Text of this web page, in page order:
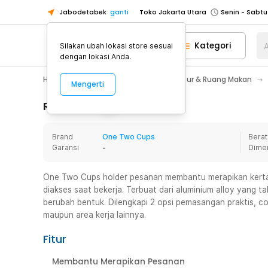
Jabodetabek ganti Toko Jakarta Utara
Toko Tangerang
Toko Cikupa
Pick n Go Jakarta Barat
Senin -
Pick n Go Bekasi
Senin - Jumat
Senin - Jumat
Senin -
Toko Jakarta Barat
Senin -
Toko Tangerang
Toko Cikupa
Pick n Go Jakarta Barat
Senin -
Senin - Jumat
Kategori
Home Appliance Perlengkapan Dapur & Ruang Makan
Rincian Produk
Brand
One Two Cups
Garansi
-
One Two Cups holder pesanan membantu merapikan
diakses saat bekerja. Terbuat dari aluminium alloy yang
berubah bentuk. Dilengkapi 2 opsi pemasangan praktis,
maupun area kerja lainnya.
Fitur
Membantu Merapikan Pesanan
Silakan ubah lokasi store sesuai
dengan lokasi Anda.
Mengerti